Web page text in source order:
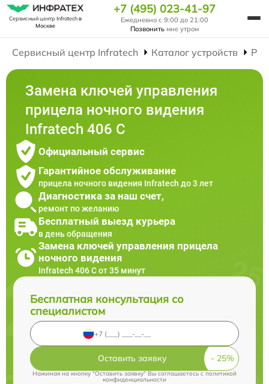
Сервисный центр Infratechв
Москве
+7 (495) 023-41-97
Ежедневно с 9:00 до 21:00
Позвонить мне утром
Сервисный центр Infratech Каталог устройств
Замена ключей управления
прицела ночного видения
Infratech 406 С
Официальный сервис
Гарантийное обслуживание
прицела ночного видения Infratech до 3 лет
Диагностика за наш счет,
ремонт по желанию
Бесплатный выезд курьера
в день обращения
Замена ключей управления прицела
ночного видения
Infratech 406 С от 35 минут
Бесплатная консультация со
специалистом
Оставить заявку
Нажимая на кнопку "Оставить заявку" Вы соглашаетесь cполитикой
конфиденциальности